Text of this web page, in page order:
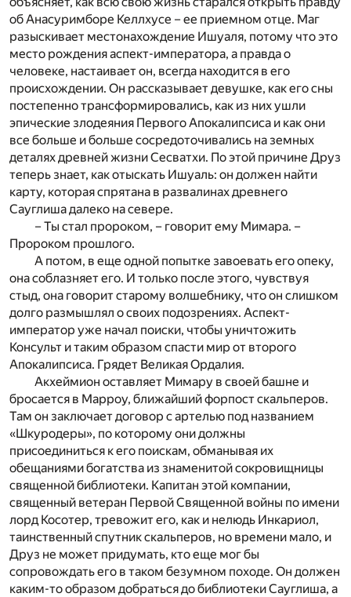
об Анасуримборе Келлхусе – ее приемном отце. Маг
разыскивает местонахождение Ишуаля, потому что это
место рождения аспект-императора, а правда о
человеке, настаивает он, всегда находится в его
происхождении. Он рассказывает девушке, как его сны
постепенно трансформировались, как из них ушли
эпические злодеяния Первого Апокалипсиса и как они
все больше и больше сосредоточивались на земных
деталях древней жизни Сесватхи. По этой причине Друз
теперь знает, как отыскать Ишуаль: он должен найти
карту, которая спрятана в развалинах древнего
Сауглиша далеко на севере.
– Ты стал пророком, – говорит ему Мимара. –
Пророком прошлого.
А потом, в еще одной попытке завоевать его опеку,
она соблазняет его. И только после этого, чувствуя
стыд, она говорит старому волшебнику, что он слишком
долго размышлял о своих подозрениях. Аспект-
император уже начал поиски, чтобы уничтожить
Консульт и таким образом спасти мир от второго
Апокалипсиса. Грядет Великая Ордалия.
Акхеймион оставляет Мимару в своей башне и
бросается в Марроу, ближайший форпост скальперов.
Там он заключает договор с артелью под названием
«Шкуродеры», по которому они должны
присоединиться к его поискам, обманывая их
обещаниями богатства из знаменитой сокровищницы
священной библиотеки. Капитан этой компании,
священный ветеран Первой Священной войны по имени
лорд Косотер, тревожит его, как и нелюдь Инкариол,
таинственный спутник скальперов, но времени мало, и
Друз не может придумать, кто еще мог бы
сопровождать его в таком безумном походе. Он должен
каким-то образом добраться до библиотеки Сауглиша, а